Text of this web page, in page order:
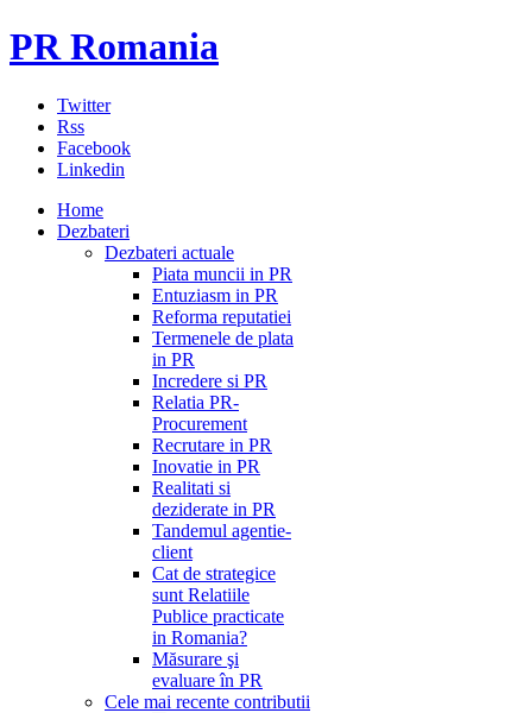
PR Romania
Twitter
Rss
Facebook
Linkedin
Home
Dezbateri
Dezbateri actuale
Piata muncii in PR
Entuziasm in PR
Reforma reputatiei
Termenele de plata
in PR
Incredere si PR
Relatia PR-
Procurement
Recrutare in PR
Inovatie in PR
Realitati si
deziderate in PR
Tandemul agentie-
client
Cat de strategice
sunt Relatiile
Publice practicate
in Romania?
Măsurare şi
evaluare în PR
Cele mai recente contributii